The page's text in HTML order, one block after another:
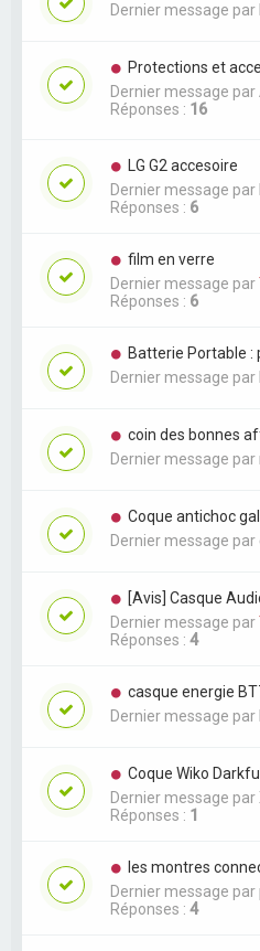
Dernier message par
Protections et
Dernier message par
Réponses : 16
LG G2 accesoire
Dernier message par
Réponses : 6
film en verre
Dernier message par
Réponses : 6
Batterie Portable :
Dernier message par
coin des bonnes
Dernier message par
Coque antichoc
Dernier message par
[Avis] Casque
Dernier message par
Réponses : 4
casque energie
Dernier message par
Coque Wiko
Dernier message par
Réponses : 1
les montres
Dernier message par
Réponses : 4